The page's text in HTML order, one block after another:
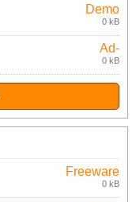
Demo
0 kB
Ad-
supported
0 kB
Freeware
0 kB